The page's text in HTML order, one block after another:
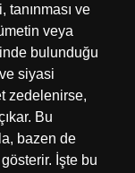
tanınması ve
veya
bulunduğu
siyasi
zedelenirse,
Bu
bazen de
İşte bu